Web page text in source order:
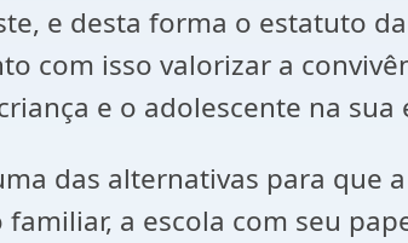
e desta forma o estatuto
com isso valorizar a
e o adolescente na sua
das alternativas para que
a escola com seu